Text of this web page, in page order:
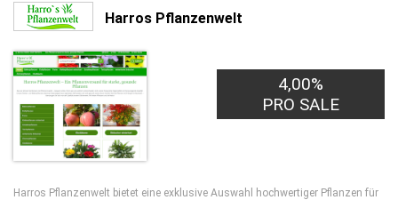
Harros Pflanzenwelt
4,00%
PRO SALE
Harros Pflanzenwelt bietet eine exklusive Auswahl hochwertiger Pflanzen für